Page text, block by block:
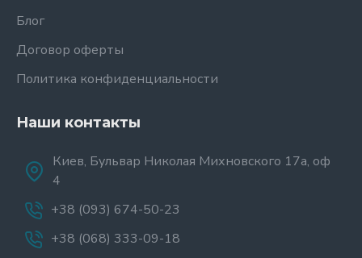
Блог
Договор оферты
Политика конфиденциальности
Наши контакты
Киев, Бульвар Николая Михновского 17а, оф
4
+38 (093) 674-50-23
+38 (068) 333-09-18